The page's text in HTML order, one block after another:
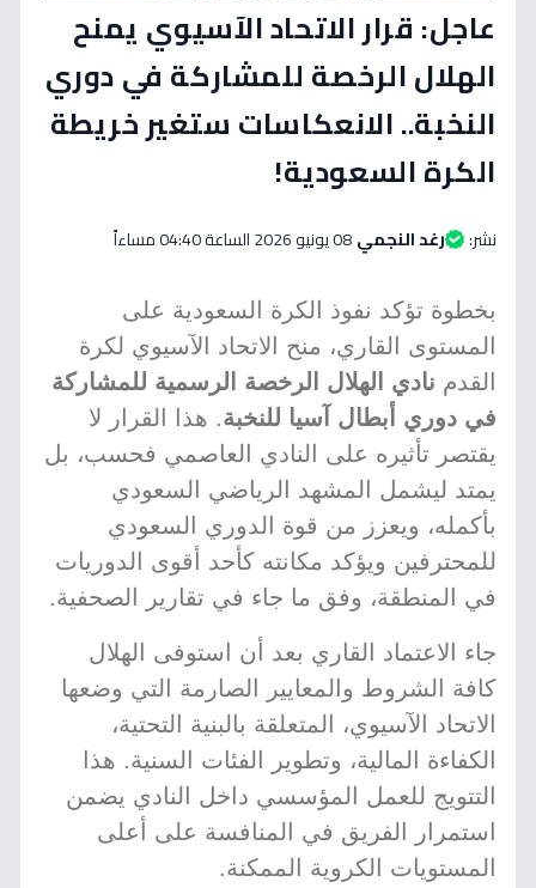
عاجل: قرار الاتحاد الآسيوي يمنح
الهلال الرخصة للمشاركة في دوري
النخبة.. الانعكاسات ستغير خريطة
الكرة السعودية!
نشر: رغد النجمي08 يونيو 2026 الساعة 04:40 مساءاً
بخطوة تؤكد نفوذ الكرة السعودية على
المستوى القاري، منح الاتحاد الآسيوي لكرة
القدم نادي الهلال الرخصة الرسمية للمشاركة
في دوري أبطال آسيا للنخبة. هذا القرار لا
يقتصر تأثيره على النادي العاصمي فحسب، بل
يمتد ليشمل المشهد الرياضي السعودي
بأكمله، ويعزز من قوة الدوري السعودي
للمحترفين ويؤكد مكانته كأحد أقوى الدوريات
في المنطقة، وفق ما جاء في تقارير الصحفية.
جاء الاعتماد القاري بعد أن استوفى الهلال
كافة الشروط والمعايير الصارمة التي وضعها
الاتحاد الآسيوي، المتعلقة بالبنية التحتية،
الكفاءة المالية، وتطوير الفئات السنية. هذا
التتويج للعمل المؤسسي داخل النادي يضمن
استمرار الفريق في المنافسة على أعلى
المستويات الكروية الممكنة.